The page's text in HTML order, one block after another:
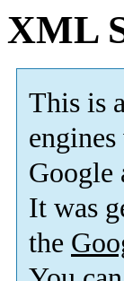
XML
This is
Google
It was
the